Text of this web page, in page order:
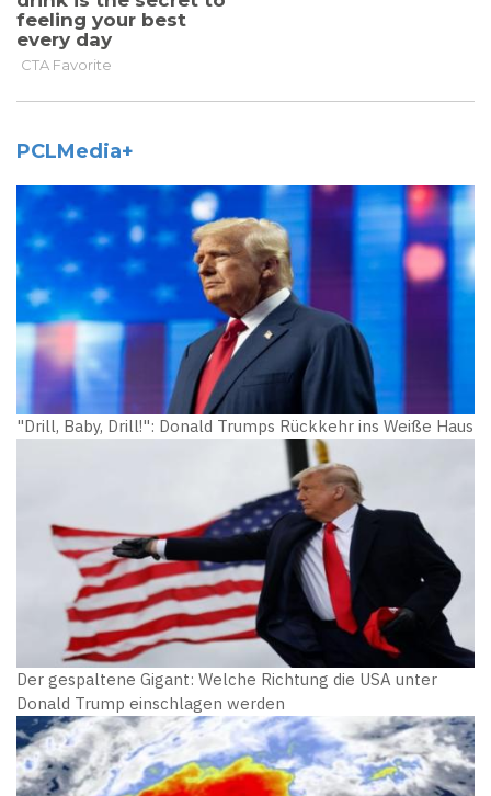
PCLMedia+
"Drill, Baby, Drill!": Donald Trumps Rückkehr ins Weiße Haus
Der gespaltene Gigant: Welche Richtung die USA unter
Donald Trump einschlagen werden